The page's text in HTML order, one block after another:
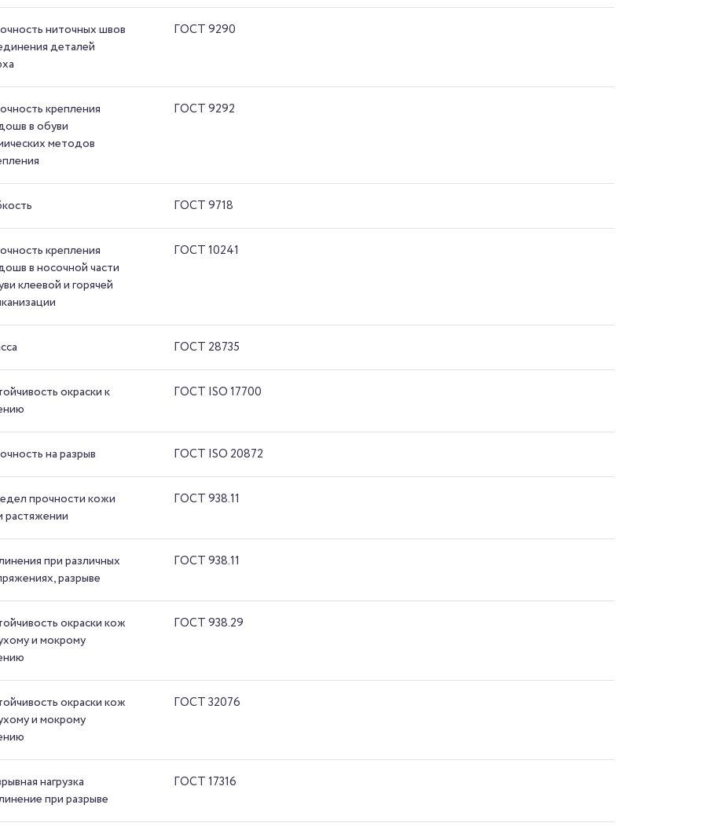
ниточных швов
деталей
ГОСТ 9290
крепления
в обуви
методов
ГОСТ 9292
ГОСТ 9718
крепления
в носочной части
клеевой и горячей
ГОСТ 10241
ГОСТ 28735
окраски к
ГОСТ ISO 17700
на разрыв ГОСТ ISO 20872
прочности кожи
растяжении
ГОСТ 938.11
при различных
разрыве
ГОСТ 938.11
окраски кож
и мокрому
ГОСТ 938.29
окраски кож
и мокрому
ГОСТ 32076
нагрузка
при разрыве
ГОСТ 17316